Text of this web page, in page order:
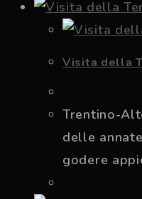
Visita della
Trentino-
delle
godere